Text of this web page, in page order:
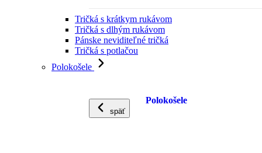
Tričká s krátkym rukávom
Tričká s dlhým rukávom
Pánske neviditeľné tričká
Tričká s potlačou
Polokošele
späť
Polokošele